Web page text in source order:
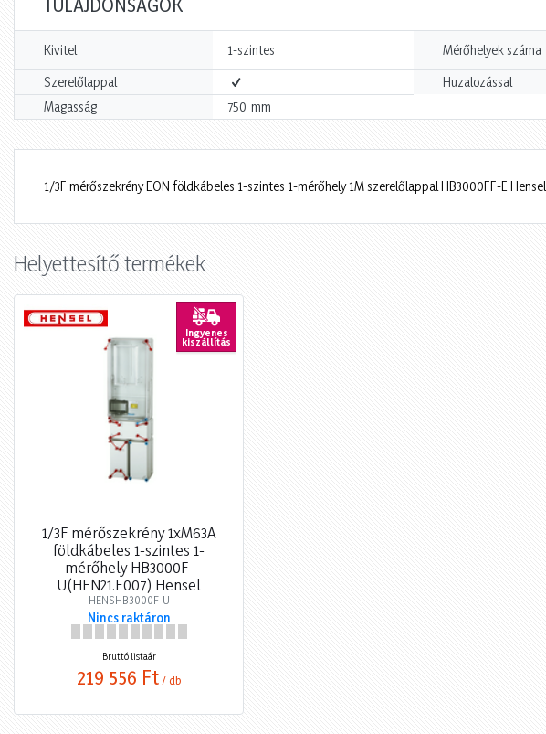
TULAJDONSÁGOK
Kivitel 1-szintes Mérőhelyek száma
Szerelőlappal Huzalozással
Magasság 750 mm
1/3F mérőszekrény EON földkábeles 1-szintes 1-mérőhely 1M szerelőlappal HB3000FF-E Hensel
Helyettesítő termékek
Ingyenes
kiszállítás
1/3F mérőszekrény 1xM63A
földkábeles 1-szintes 1-
mérőhely HB3000F-
U(HEN21.E007) Hensel
HENSHB3000F-U
Nincs raktáron
Bruttó listaár
219 556 Ft / db